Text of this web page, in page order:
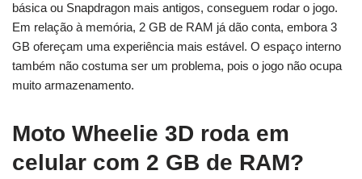
básica ou Snapdragon mais antigos, conseguem rodar o jogo.
Em relação à memória, 2 GB de RAM já dão conta, embora 3
GB ofereçam uma experiência mais estável. O espaço interno
também não costuma ser um problema, pois o jogo não ocupa
muito armazenamento.
Moto Wheelie 3D roda em
celular com 2 GB de RAM?